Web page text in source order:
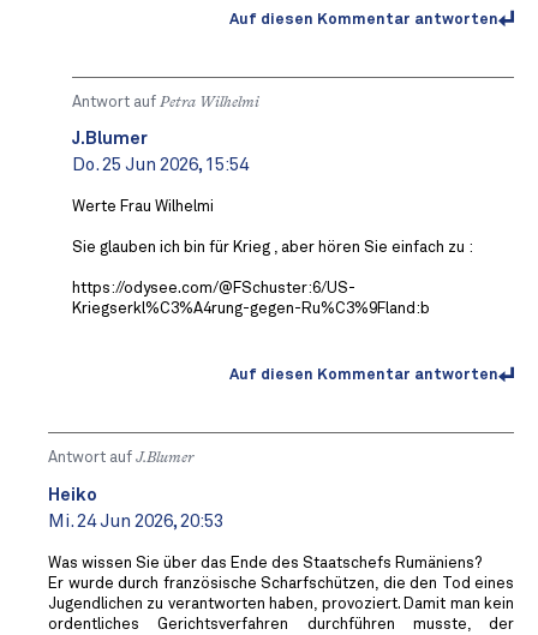
Auf diesen Kommentar antworten
Antwort auf Petra Wilhelmi
J.Blumer
Do. 25 Jun 2026, 15:54
Werte Frau Wilhelmi
Sie glauben ich bin für Krieg , aber hören Sie einfach zu :
https://odysee.com/@FSchuster:6/US-
Kriegserkl%C3%A4rung-gegen-Ru%C3%9Fland:b
Auf diesen Kommentar antworten
Antwort auf J.Blumer
Heiko
Mi. 24 Jun 2026, 20:53
Was wissen Sie über das Ende des Staatschefs Rumäniens?
Er wurde durch französische Scharfschützen, die den Tod eines
Jugendlichen zu verantworten haben, provoziert. Damit man kein
ordentliches Gerichtsverfahren durchführen musste, der